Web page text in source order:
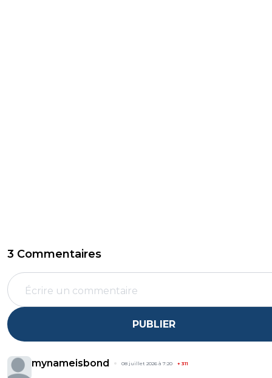
3 Commentaires
PUBLIER
mynameisbond 08 juillet 2026 à 7:20 + 311